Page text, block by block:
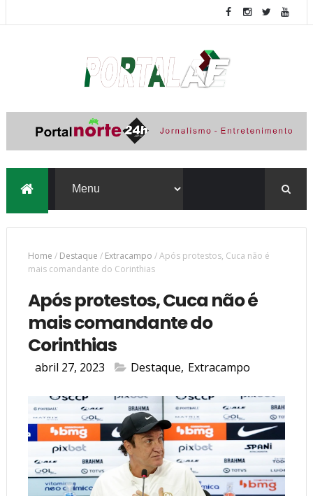
Home / Destaque / Extracampo /Após protestos, Cuca não é
mais comandante do Corinthias
Após protestos, Cuca não é
mais comandante do
Corinthias
abril 27, 2023 Destaque, Extracampo